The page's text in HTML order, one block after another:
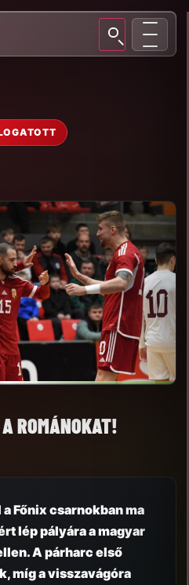
ROMÁNOKAT!
Főnix csarnokban ma
lép pályára a magyar
A párharc első
míg a visszavágóra